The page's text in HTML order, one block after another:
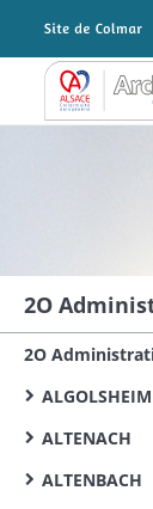
Archives
2O
ALGOLSHEIM
ALTENACH
ALTENBACH